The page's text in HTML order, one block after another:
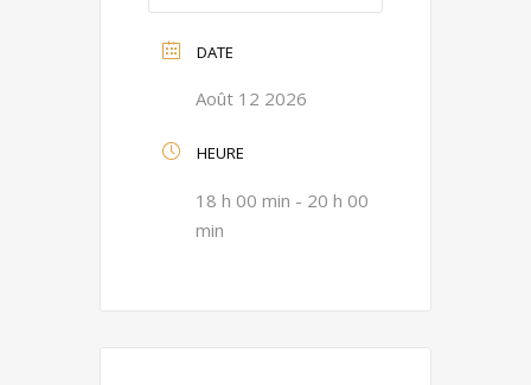
DATE
Août 12 2026
HEURE
18 h 00 min - 20 h 00
min